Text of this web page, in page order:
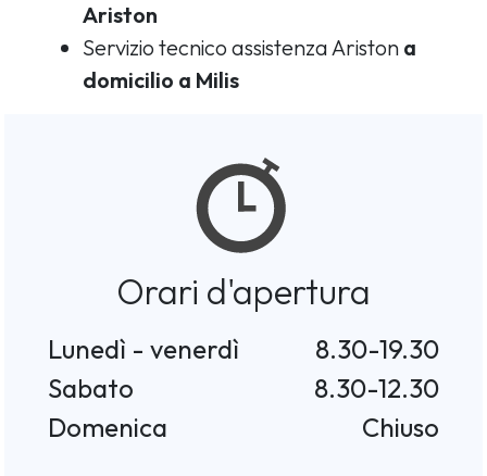
Ariston
Servizio tecnico assistenza Ariston a
domicilio a Milis
Orari d'apertura
Lunedì - venerdì
8.30-19.30
Sabato
8.30-12.30
Domenica
Chiuso